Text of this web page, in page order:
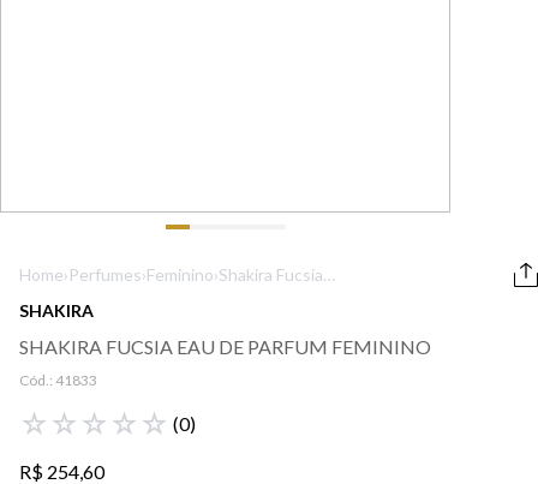
Home›Perfumes›Feminino›Shakira Fucsia
SHAKIRA
SHAKIRA FUCSIA EAU DE PARFUM FEMININO
Cód.: 41833
☆ ☆ ☆ ☆ ☆ (0)
R$ 254,60